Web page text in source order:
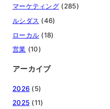
マーケティング (285)
ルシダス (46)
ローカル (18)
営業 (10)
アーカイブ
2026 (5)
2025 (11)